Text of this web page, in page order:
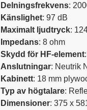
Delningsfrekvens:
Känslighet: 97 dB
Maximalt ljudtryck:
Impedans: 8 ohm
Skydd för HF-element
Anslutningar: Neutrik
Kabinett: 18 mm
Typ av högtalare:
Dimensioner: 375 x